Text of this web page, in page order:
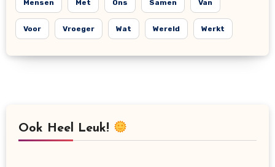
Mensen Met Ons Samen Van
Voor Vroeger Wat Wereld Werkt
Ook Heel Leuk!